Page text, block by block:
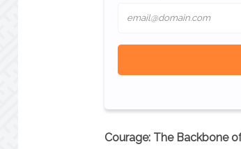
Courage: The Backbone